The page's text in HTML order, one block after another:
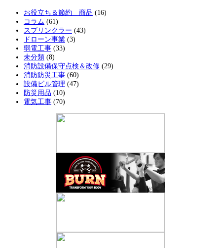
お役立ち＆節約 商品 (16)
コラム (61)
スプリンクラー (43)
ドローン事業 (3)
弱電工事 (33)
未分類 (8)
消防設備保守点検＆改修 (29)
消防防災工事 (60)
設備ビル管理 (47)
防災用品 (10)
電気工事 (70)